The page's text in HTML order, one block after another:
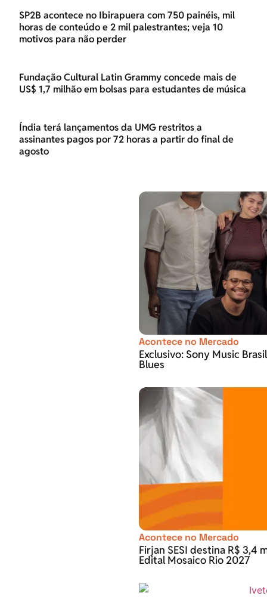
SP2B acontece no Ibirapuera com 750 painéis, mil
horas de conteúdo e 2 mil palestrantes; veja 10
motivos para não perder
Fundação Cultural Latin Grammy concede mais de
US$ 1,7 milhão em bolsas para estudantes de música
Índia terá lançamentos da UMG restritos a
assinantes pagos por 72 horas a partir do final de
agosto
Acontece no Mercado
Exclusivo: Sony Music
Blues
Acontece no Mercado
Firjan SESI destina R$ 3,4
Edital Mosaico Rio 2027